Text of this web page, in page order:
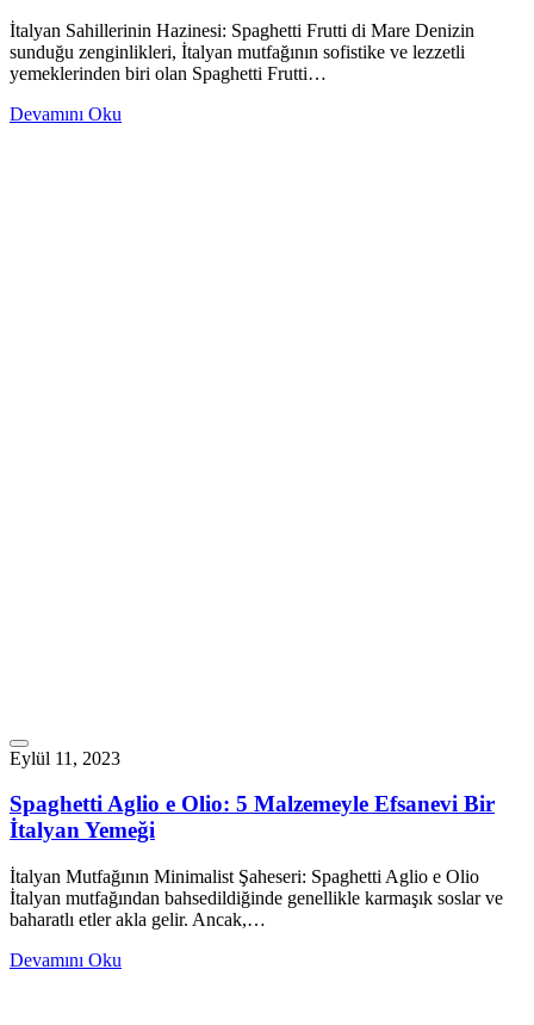
İtalyan Sahillerinin Hazinesi: Spaghetti Frutti di Mare Denizin
sunduğu zenginlikleri, İtalyan mutfağının sofistike ve lezzetli
yemeklerinden biri olan Spaghetti Frutti…
Devamını Oku
Eylül 11, 2023
Spaghetti Aglio e Olio: 5 Malzemeyle Efsanevi Bir
İtalyan Yemeği
İtalyan Mutfağının Minimalist Şaheseri: Spaghetti Aglio e Olio
İtalyan mutfağından bahsedildiğinde genellikle karmaşık soslar ve
baharatlı etler akla gelir. Ancak,…
Devamını Oku